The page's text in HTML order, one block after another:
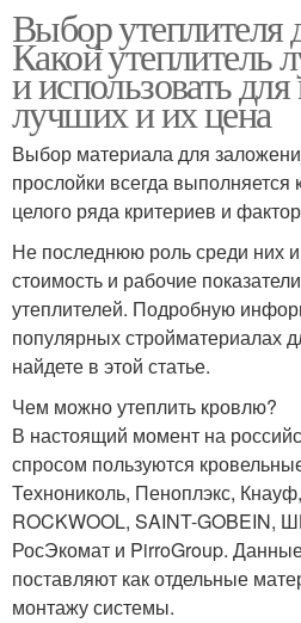
Выбор
Какой утеплитель
и использовать
лучших и их цена
Выбор материала для
прослойки всегда выполняется
целого ряда критериев и
Не последнюю роль среди них
стоимость и рабочие
утеплителей. Подробную
популярных стройматериалах
найдете в этой статье.
Чем можно утеплить кровлю?
В настоящий момент на
спросом пользуются
Технониколь, Пеноплэкс,
ROCKWOOL, SAINT-
РосЭкомат и PirroGroup.
поставляют как отдельные
монтажу системы.